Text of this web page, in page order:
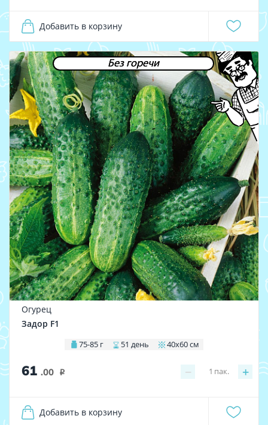
Добавить в корзину
Без горечи
Огурец
Задор F1
75-85 г 51 день 40х60 см
61 .00 i − +
1 пак.
Добавить в корзину